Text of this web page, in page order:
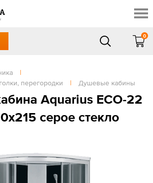
0
|
перегородки
| Душевые кабины
Aquarius ЕСО-22
серое стекло